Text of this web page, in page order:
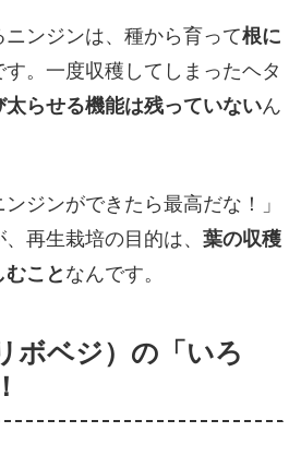
ンジンは、種から育って根に
す。一度収穫してしまったヘタ
太らせる機能は残っていないん
ジンができたら最高だな！」
再生栽培の目的は、 葉の収穫
こと なんです。
ボベジ）の「いろ